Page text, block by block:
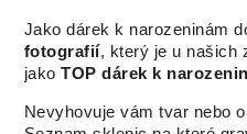
Jako dárek k narozeninám
fotografií, který je u našich
jakoTOP dárek k
Nevyhovuje vám tvar nebo